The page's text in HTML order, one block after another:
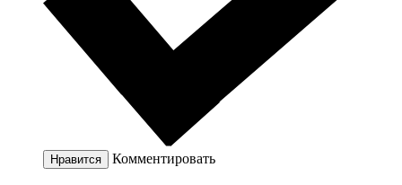
Нравится Комментировать